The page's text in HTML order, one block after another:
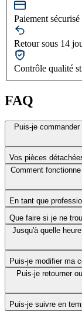
Paiement sécurisé
Retour sous 14
Contrôle qualité
FAQ
Puis-je
Vos pièces
Comment
En tant que
Que faire si je ne
Jusqu'à quelle
Puis-je modifier ma
Puis-je retourner
Puis-je suivre en